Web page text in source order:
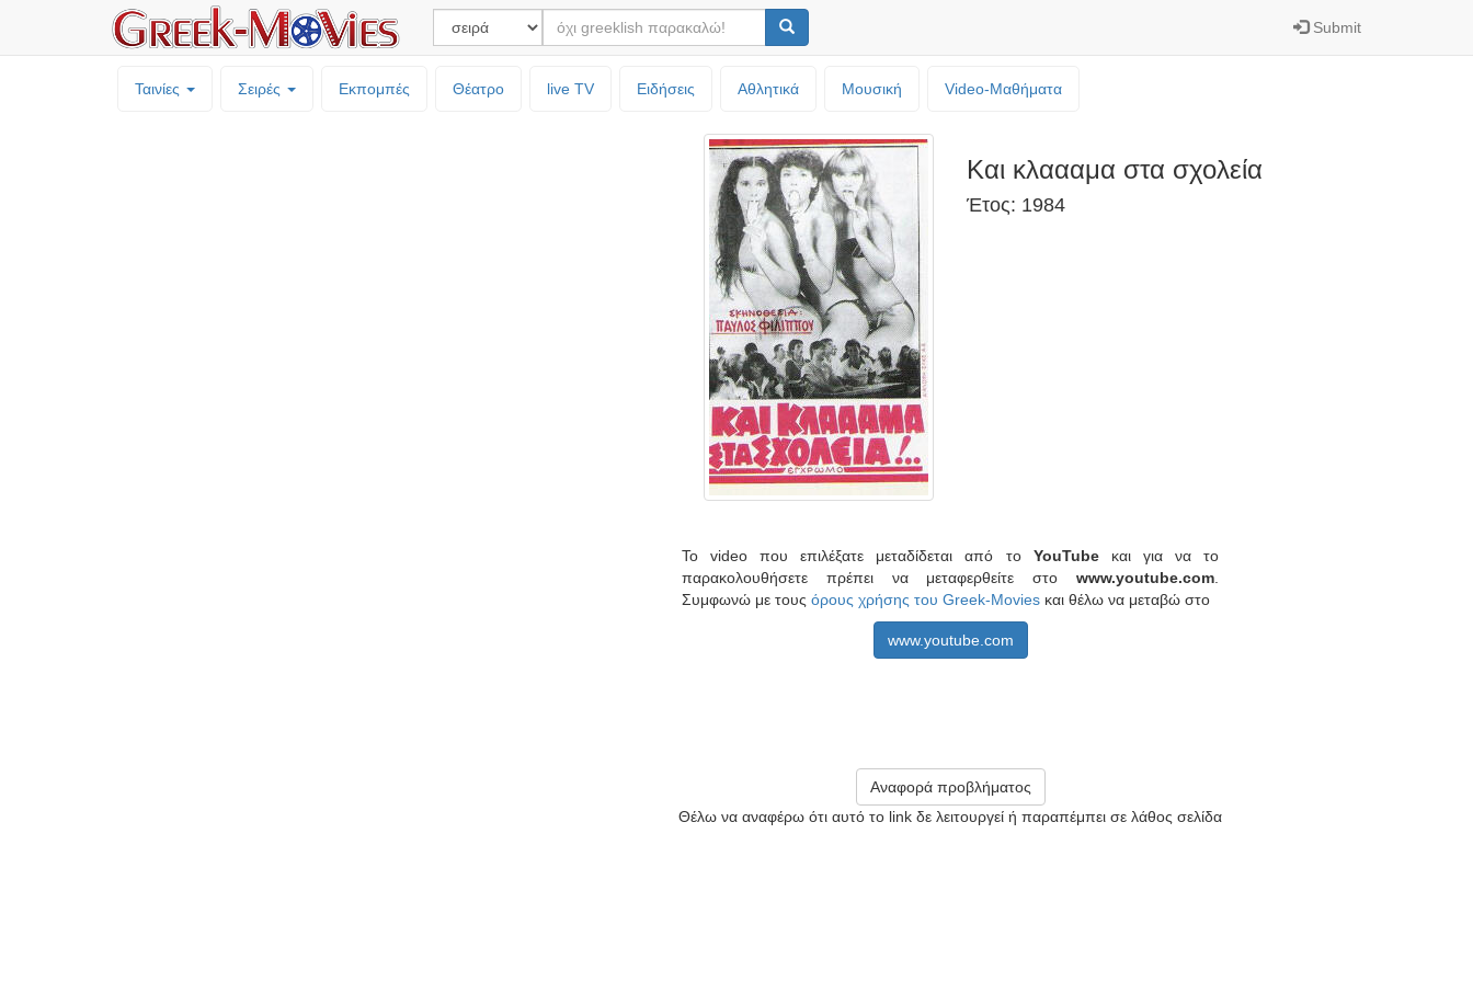
Submit
Ταινίες Σειρές Εκπομπές Θέατρο live TV Ειδήσεις Αθλητικά Μουσική Video-Mαθήματα
Και κλαααμα στα σχολεία
Έτος: 1984
Το video που επιλέξατε μεταδίδεται από το YouTubeκαι για να το
παρακολουθήσετε πρέπει να μεταφερθείτε στο www.youtube.com.
Συμφωνώ με τους όρους χρήσης του Greek-Moviesκαι θέλω να μεταβώ στο
www.youtube.com
Αναφορά προβλήματος
Θέλω να αναφέρω ότι αυτό το link δε λειτουργεί ή παραπέμπει σε λάθος σελίδα